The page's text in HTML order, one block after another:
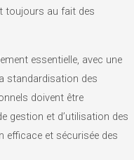
toujours au fait des
essentielle, avec une
standardisation des
doivent être
gestion et d’utilisation des
efficace et sécurisée des